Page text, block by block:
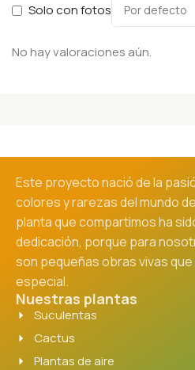
Solo con fotos
No hay valoraciones aún.
Este proyecto nació de la
colores y rarezas del mundo
planta que compartimos ha
dedicación, porque para
son pequeñas obras vivas
especial.
Nuestras plantas
Suculentas
Cactus
Plantas de aire